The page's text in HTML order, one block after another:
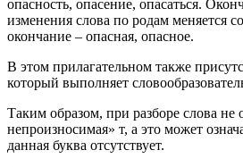
опасность, опасение, опасаться.
изменения слова по родам меняется
окончание – опасная, опасное.
В этом прилагательном также
который выполняет
Таким образом, при разборе слова не
непроизносимая» т, а это может
данная буква отсутствует.